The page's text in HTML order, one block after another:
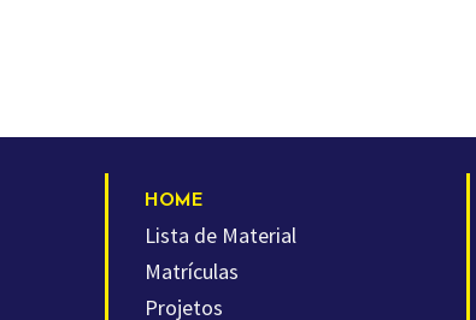
HOME
Lista de Material
Matrículas
Projetos